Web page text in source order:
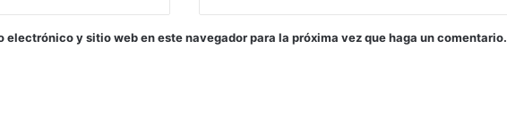
electrónico y sitio web en este navegador para la próxima vez que haga un comentario.